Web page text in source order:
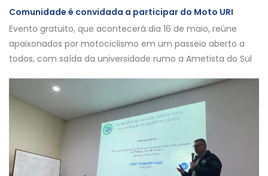
Comunidade é convidada a participar do Moto URI
Evento gratuito, que acontecerá dia 16 de maio, reúne
apaixonados por motociclismo em um passeio aberto a
todos, com saída da universidade rumo a Ametista do Sul